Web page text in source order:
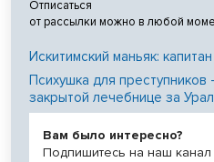
Отписаться
от рассылки можно в любой
Искитимский маньяк:
Психушка для
закрытой лечебнице за
Вам было интересно?
Подпишитесь на наш